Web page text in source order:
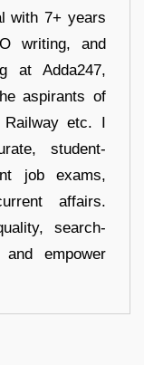
with 7+ years
writing, and
at Adda247,
aspirants of
etc. I
student-
job exams,
affairs.
search-
empower